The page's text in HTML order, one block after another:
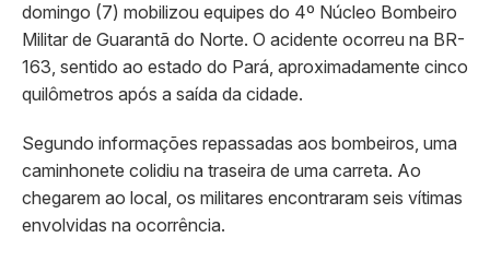
domingo (7) mobilizou equipes do 4º Núcleo Bombeiro
Militar de Guarantã do Norte. O acidente ocorreu na BR-
163, sentido ao estado do Pará, aproximadamente cinco
quilômetros após a saída da cidade.
Segundo informações repassadas aos bombeiros, uma
caminhonete colidiu na traseira de uma carreta. Ao
chegarem ao local, os militares encontraram seis vítimas
envolvidas na ocorrência.